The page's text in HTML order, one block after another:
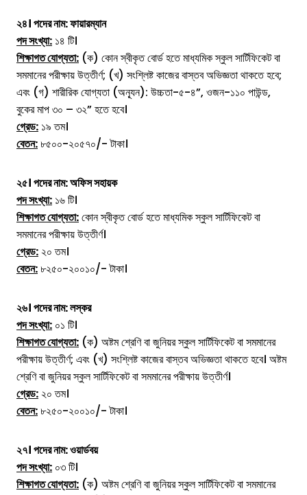
২৪। পদের নাম:ফায়ারম্যান
পদ সংখ্যা: ১৪ টি।
শিক্ষাগত যোগ্যতা: (ক) কোন স্বীকৃত বোর্ড হতে মাধ্যমিক স্কুল সার্টিফিকেট বা
সমমানের পরীক্ষায় উত্তীর্ণ; (খ) সংশ্লিষ্ট কাজের বাস্তব অভিজ্ঞতা থাকতে হবে;
এবং (গ) শারীরিক যোগ্যতা (অন্যূন): উচ্চতা-৫-৪”, ওজন-১১০ পাউন্ড,
বুকের মাপ ৩০ – ৩২” হতে হবে।
গ্রেড: ১৯ তম।
বেতন:৮৫০০-২০৫৭০/- টাকা।
২৫। পদের নাম:অফিস সহায়ক
পদ সংখ্যা: ১৬ টি।
শিক্ষাগত যোগ্যতা:কোন স্বীকৃত বোর্ড হতে মাধ্যমিক স্কুল সার্টিফিকেট বা
সমমানের পরীক্ষায় উত্তীর্ণ।
গ্রেড: ২০ তম।
বেতন:৮২৫০-২০০১০/- টাকা।
২৬। পদের নাম:লস্কর
পদ সংখ্যা: ০১ টি।
শিক্ষাগত যোগ্যতা: (ক) অষ্টম শ্রেণি বা জুনিয়র স্কুল সার্টিফিকেট বা সমমানের
পরীক্ষায় উত্তীর্ণ; এবং (খ) সংশ্লিষ্ট কাজের বাস্তব অভিজ্ঞতা থাকতে হবে। অষ্টম
শ্রেণি বা জুনিয়র স্কুল সার্টিফিকেট বা সমমানের পরীক্ষায় উত্তীর্ণ।
গ্রেড: ২০ তম।
বেতন:৮২৫০-২০০১০/- টাকা।
২৭। পদের নাম:ওয়ার্ডবয়
পদ সংখ্যা: ০৩ টি।
শিক্ষাগত যোগ্যতা: (ক) অষ্টম শ্রেণি বা জুনিয়র স্কুল সার্টিফিকেট বা সমমানের